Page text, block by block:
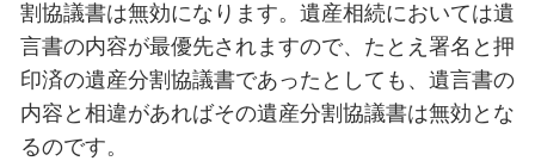
割協議書は無効になります。遺産相続においては遺
言書の内容が最優先されますので、たとえ署名と押
印済の遺産分割協議書であったとしても、遺言書の
内容と相違があればその遺産分割協議書は無効とな
るのです。